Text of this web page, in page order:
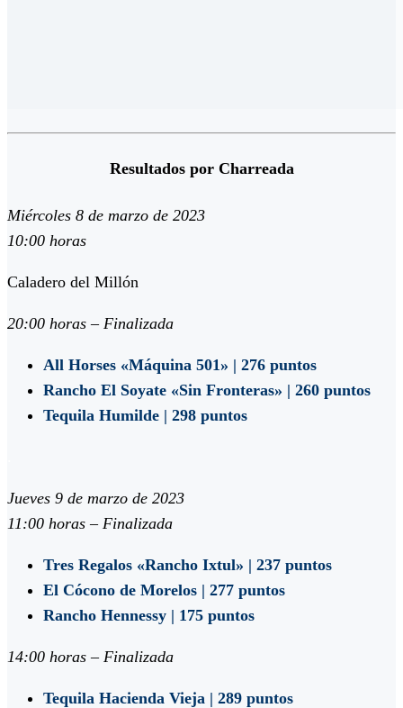
Resultados por Charreada
Miércoles 8 de marzo de 2023
10:00 horas
Caladero del Millón
20:00 horas – Finalizada
All Horses «Máquina 501» | 276 puntos
Rancho El Soyate «Sin Fronteras» | 260 puntos
Tequila Humilde | 298 puntos
Jueves 9 de marzo de 2023
11:00 horas – Finalizada
Tres Regalos «Rancho Ixtul» | 237 puntos
El Cócono de Morelos | 277 puntos
Rancho Hennessy | 175 puntos
14:00 horas – Finalizada
Tequila Hacienda Vieja | 289 puntos